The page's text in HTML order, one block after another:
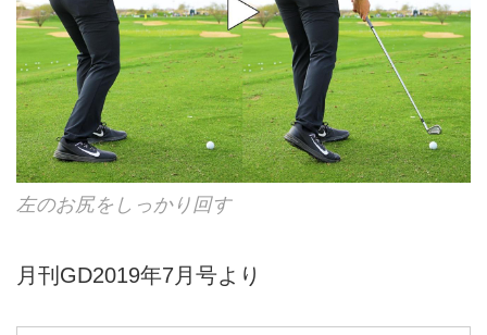
左のお尻をしっかり回す
月刊GD2019年7月号より